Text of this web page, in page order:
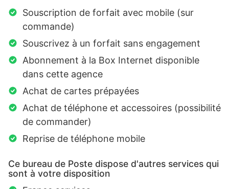
Souscription de forfait avec mobile (sur
commande)
Souscrivez à un forfait sans engagement
Abonnement à la Box Internet disponible
dans cette agence
Achat de cartes prépayées
Achat de téléphone et accessoires (possibilité
de commander)
Reprise de téléphone mobile
Ce bureau de Poste dispose d'autres services qui
sont à votre disposition